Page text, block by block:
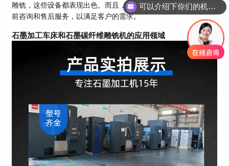
雕铣，这些设备都表现出色。而且，这些厂家还提供全方位的售
前咨询和售后服务，以满足客户的需求。
石墨加工车床和石墨碳纤维雕铣机的应用领域
可以介绍下你们的机床吗？